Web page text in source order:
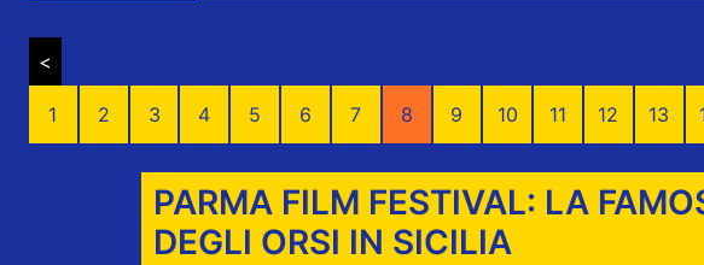
<
1 2 3 4 5 6 7 8 9 10 11 12 13
PARMA FILM FESTIVAL: LA
DEGLI ORSI IN SICILIA